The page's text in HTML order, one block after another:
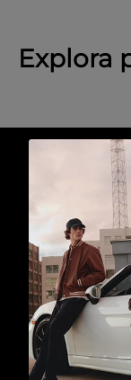
Explora
ATENCIÓN